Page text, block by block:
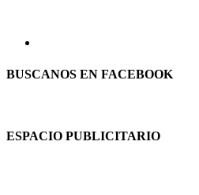
BUSCANOS EN FACEBOOK
ESPACIO PUBLICITARIO